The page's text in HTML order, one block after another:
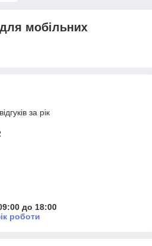
мобільних
за рік
до 18:00
роботи